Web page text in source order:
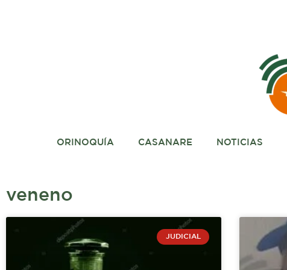
ORINOQUÍA CASANARE NOTICIAS
veneno
JUDICIAL